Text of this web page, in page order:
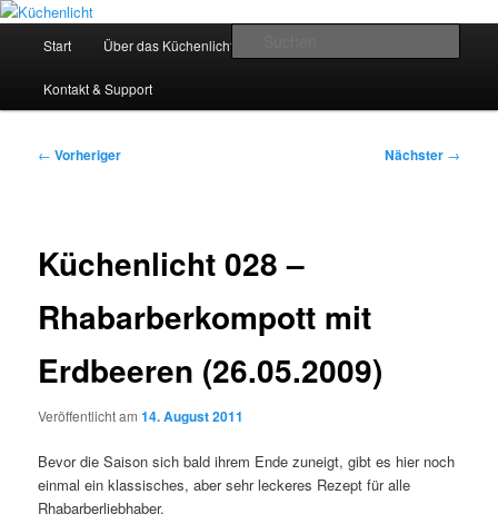
Zum
springenKüchenlicht
Der Mitkochpodcast
Start Über das Küchenlicht
Kontakt & Support
Beitragsnavigation
← Vorheriger Nächster →
Küchenlicht 028 –
Rhabarberkompott mit
Erdbeeren (26.05.2009)
Veröffentlicht am14. August 2011
Bevor die Saison sich bald ihrem Ende zuneigt, gibt es hier noch
einmal ein klassisches, aber sehr leckeres Rezept für alle
Rhabarberliebhaber.